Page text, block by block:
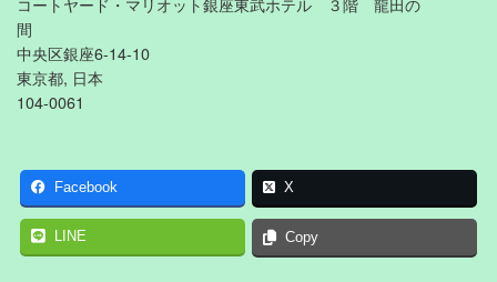
コートヤード・マリオット銀座東武ホテル ３階 龍田の
間
中央区銀座6-14-10
東京都, 日本
104-0061
Facebook X
LINE Copy